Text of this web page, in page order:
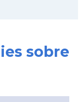
sobre